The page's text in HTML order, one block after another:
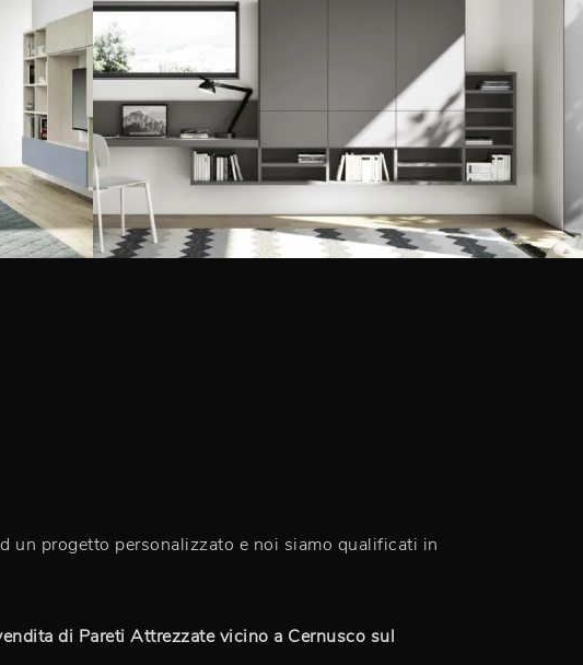
un progetto personalizzato e noi siamo qualificati in
di Pareti Attrezzate vicino a Cernusco sul